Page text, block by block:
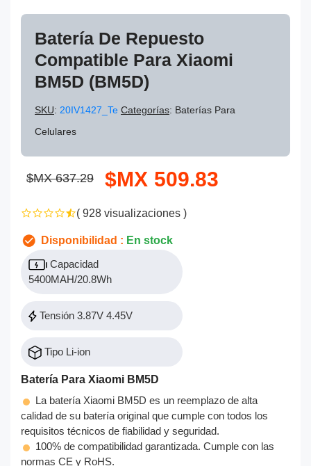
Batería De Repuesto
Compatible Para Xiaomi
BM5D (BM5D)
SKU: 20IV1427_Te Categorías: Baterías Para
Celulares
$MX 637.29 $MX 509.83
( 928 visualizaciones )
Disponibilidad : En stock
Capacidad
5400MAH/20.8Wh
Tensión 3.87V 4.45V
Tipo Li-ion
Batería Para Xiaomi BM5D
La batería Xiaomi BM5D es un reemplazo de alta
calidad de su batería original que cumple con todos los
requisitos técnicos de fiabilidad y seguridad.
100% de compatibilidad garantizada. Cumple con las
normas CE y RoHS.